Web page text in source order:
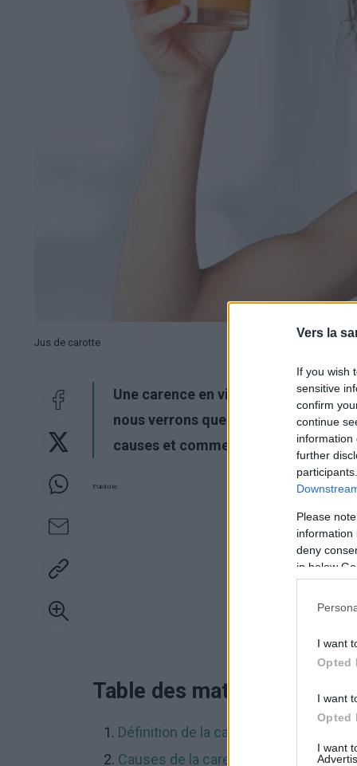
Vers la
If you wish
sensitive
confirm
continue
information
further
Please
information
deny
in below
I want
Opted
I want
Opted
I want
Jus de carotte
Une carence en vitamines peut
nous verrons quels sont les
causes et comment y remédier.
Publicité:
Table des matières :
Définition de la carence en vitamines
Causes de la carence en vitamines